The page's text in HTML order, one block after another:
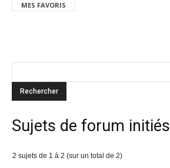
MES FAVORIS
Sujets de forum initiés
2 sujets de 1 à 2 (sur un total de 2)